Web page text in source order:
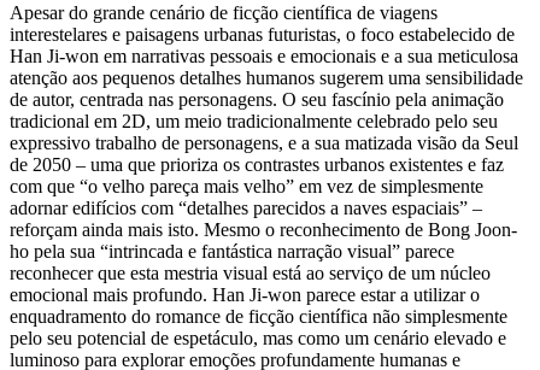
Apesar do grande cenário de ficção científica de viagens
interestelares e paisagens urbanas futuristas, o foco estabelecido de
Han Ji-won em narrativas pessoais e emocionais e a sua meticulosa
atenção aos pequenos detalhes humanos sugerem uma sensibilidade
de autor, centrada nas personagens. O seu fascínio pela animação
tradicional em 2D, um meio tradicionalmente celebrado pelo seu
expressivo trabalho de personagens, e a sua matizada visão da Seul
de 2050 – uma que prioriza os contrastes urbanos existentes e faz
com que “o velho pareça mais velho” em vez de simplesmente
adornar edifícios com “detalhes parecidos a naves espaciais” –
reforçam ainda mais isto. Mesmo o reconhecimento de Bong Joon-
ho pela sua “intrincada e fantástica narração visual” parece
reconhecer que esta mestria visual está ao serviço de um núcleo
emocional mais profundo. Han Ji-won parece estar a utilizar o
enquadramento do romance de ficção científica não simplesmente
pelo seu potencial de espetáculo, mas como um cenário elevado e
luminoso para explorar emoções profundamente humanas e